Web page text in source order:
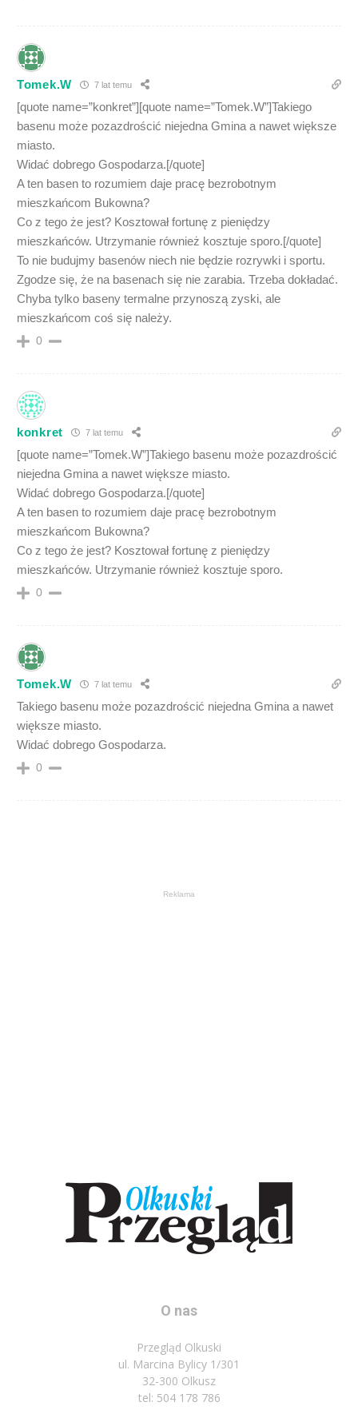
Tomek.W 7 lat temu
[quote name=”konkret”][quote name=”Tomek.W”]Takiego
basenu może pozazdrościć niejedna Gmina a nawet większe
miasto.
Widać dobrego Gospodarza.[/quote]
A ten basen to rozumiem daje pracę bezrobotnym
mieszkańcom Bukowna?
Co z tego że jest? Kosztował fortunę z pieniędzy
mieszkańców. Utrzymanie również kosztuje sporo.[/quote]
To nie budujmy basenów niech nie będzie rozrywki i sportu.
Zgodze się, że na basenach się nie zarabia. Trzeba dokładać.
Chyba tylko baseny termalne przynoszą zyski, ale
mieszkańcom coś się należy.
0
konkret 7 lat temu
[quote name=”Tomek.W”]Takiego basenu może pozazdrościć
niejedna Gmina a nawet większe miasto.
Widać dobrego Gospodarza.[/quote]
A ten basen to rozumiem daje pracę bezrobotnym
mieszkańcom Bukowna?
Co z tego że jest? Kosztował fortunę z pieniędzy
mieszkańców. Utrzymanie również kosztuje sporo.
0
Tomek.W 7 lat temu
Takiego basenu może pozazdrościć niejedna Gmina a nawet
większe miasto.
Widać dobrego Gospodarza.
0
Reklama
O nas
Przegląd Olkuski
ul. Marcina Bylicy 1/301
32-300 Olkusz
tel: 504 178 786